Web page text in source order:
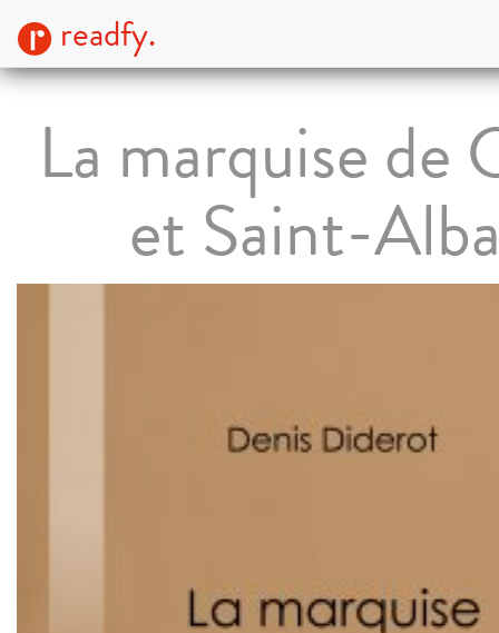
readfy.
La marquise de
et Saint-